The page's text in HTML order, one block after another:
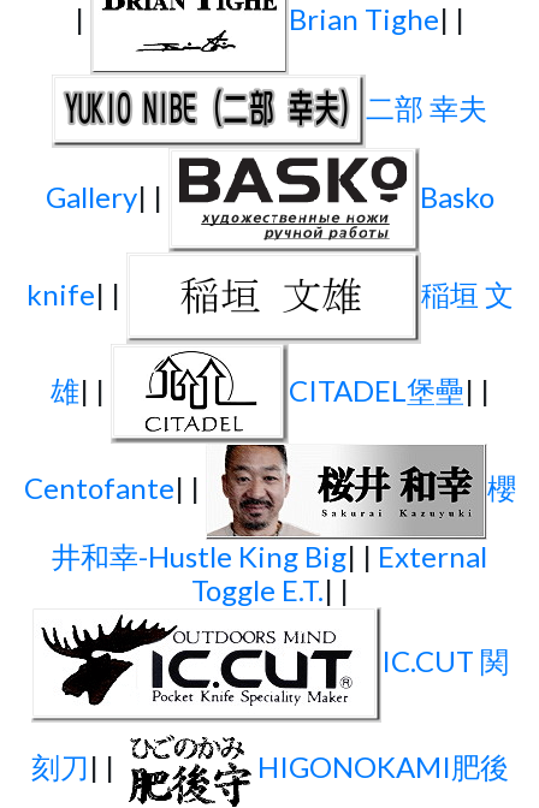
| Brian Tighe| |
二部 幸夫
Gallery| | Basko
knife| | 稲垣 文
雄| | CITADEL堡壘| |
Centofante| |
櫻
井和幸-Hustle King Big| | External
Toggle E.T.| |
IC.CUT 関
刻刀| | HIGONOKAMI肥後